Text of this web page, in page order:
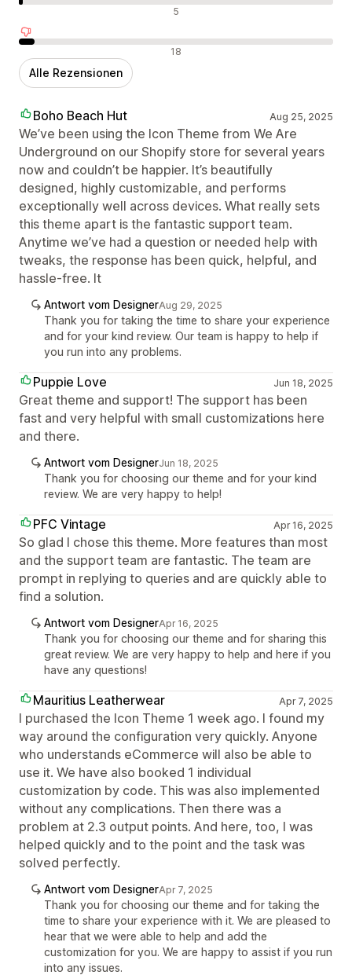
Neutrale Bewertungen 5
Negative Bewertungen 18
Alle Rezensionen
Boho Beach Hut Aug 25, 2025
We’ve been using the Icon Theme from We Are
Underground on our Shopify store for several years
now and couldn’t be happier. It’s beautifully
designed, highly customizable, and performs
exceptionally well across devices. What really sets
this theme apart is the fantastic support team.
Anytime we’ve had a question or needed help with
tweaks, the response has been quick, helpful, and
hassle-free. It
Antwort vom DesignerAug 29, 2025
Thank you for taking the time to share your experience
and for your kind review. Our team is happy to help if
you run into any problems.
Puppie Love Jun 18, 2025
Great theme and support! The support has been
fast and very helpful with small customizations here
and there.
Antwort vom DesignerJun 18, 2025
Thank you for choosing our theme and for your kind
review. We are very happy to help!
PFC Vintage Apr 16, 2025
So glad I chose this theme. More features than most
and the support team are fantastic. The team are
prompt in replying to queries and are quickly able to
find a solution.
Antwort vom DesignerApr 16, 2025
Thank you for choosing our theme and for sharing this
great review. We are very happy to help and here if you
have any questions!
Mauritius Leatherwear Apr 7, 2025
I purchased the Icon Theme 1 week ago. I found my
way around the configuration very quickly. Anyone
who understands eCommerce will also be able to
use it. We have also booked 1 individual
customization by code. This was also implemented
without any complications. Then there was a
problem at 2.3 output points. And here, too, I was
helped quickly and to the point and the task was
solved perfectly.
Antwort vom DesignerApr 7, 2025
Thank you for choosing our theme and for taking the
time to share your experience with it. We are pleased to
hear that we were able to help and add the
customization for you. We are happy to assist if you run
into any issues.